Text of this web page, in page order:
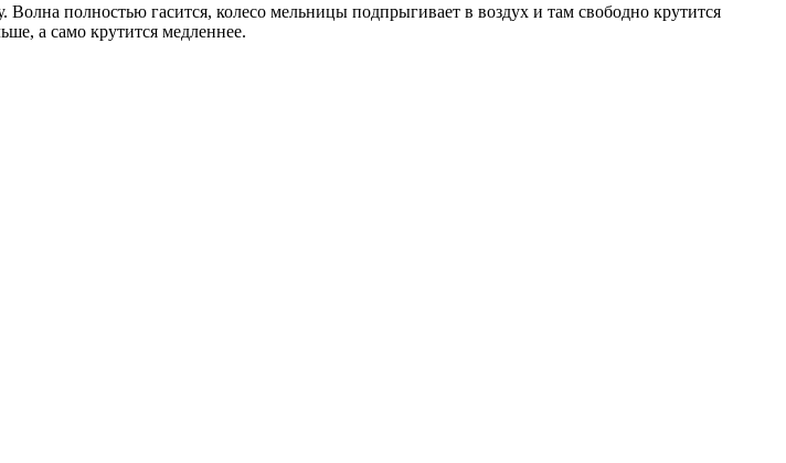
полностью гасится, колесо мельницы подпрыгивает в воздух и там свободно крутится
а само крутится медленнее.